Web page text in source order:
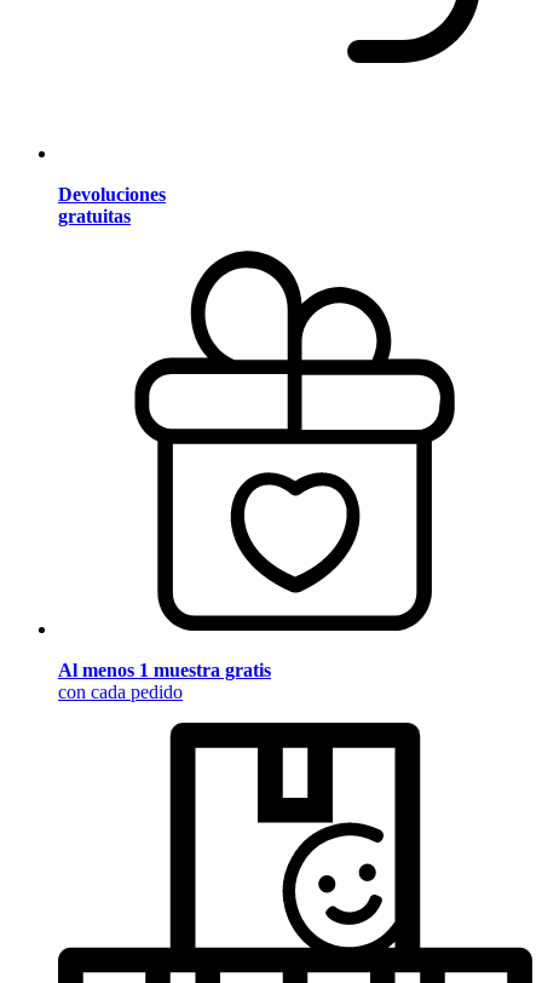
Devoluciones
gratuitas
Al menos 1 muestra gratis
con cada pedido